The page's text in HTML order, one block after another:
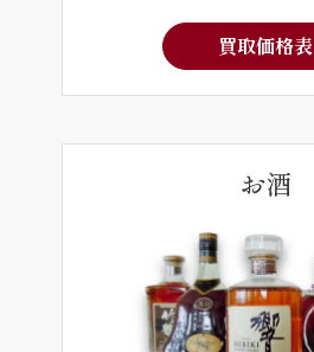
買取価格表
お酒